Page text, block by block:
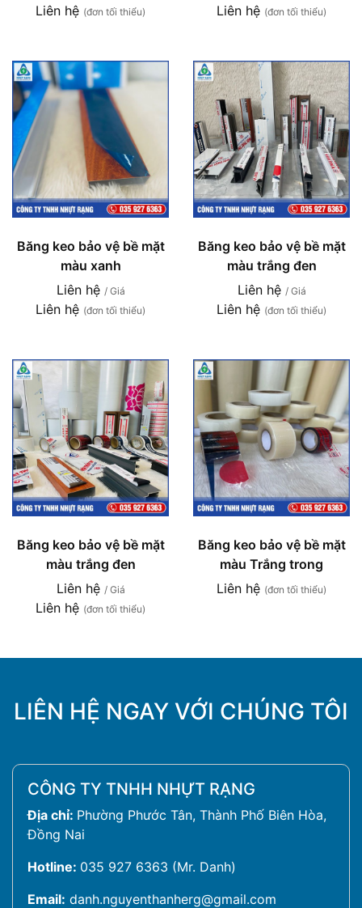
Liên hệ (đơn tối thiểu) Liên hệ (đơn tối thiểu)
Băng keo bảo vệ bề mặt
màu xanh
Liên hệ / Giá
Liên hệ (đơn tối thiểu)
Băng keo bảo vệ bề mặt
màu trắng đen
Liên hệ / Giá
Liên hệ (đơn tối thiểu)
Băng keo bảo vệ bề mặt
màu trắng đen
Liên hệ / Giá
Liên hệ (đơn tối thiểu)
Băng keo bảo vệ bề mặt
màu Trắng trong
Liên hệ (đơn tối thiểu)
LIÊN HỆ NGAY VỚI CHÚNG TÔI
CÔNG TY TNHH NHỰT RẠNG
Địa chỉ: Phường Phước Tân, Thành Phố Biên Hòa,
Đồng Nai
Hotline: 035 927 6363 (Mr. Danh)
Email: danh.nguyenthanherg@gmail.com